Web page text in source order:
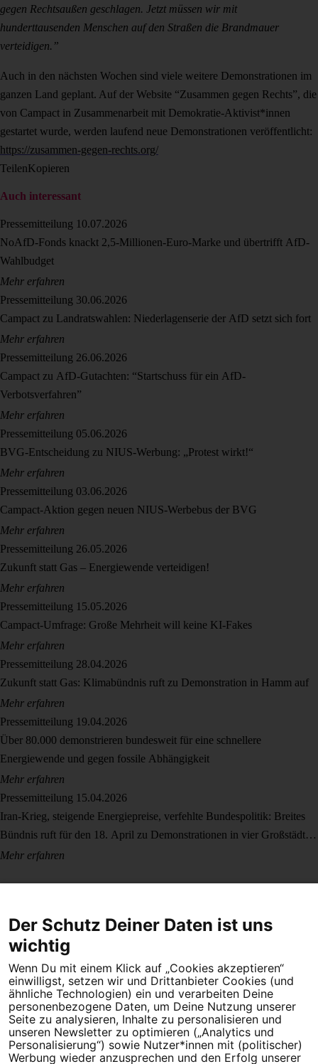
gegen Rechtsaußen geschlagen. Jetzt müssen wir mit
hunderttausenden Menschen auf den Straßen die Brandmauer
verteidigen.”
Auch in den nächsten Wochen sind viele weitere Demonstrationen im
ganzen Land geplant. Auf der Website “Zusammen gegen Rechts”, die
von Campact in Zusammenarbeit mit Demokratie-Aktivist*innen
gestartet wurde, werden laufend neue Demonstrationen veröffentlicht:
https://zusammen-gegen-rechts.org/
TeilenKopieren
Auch interessant
Pressemitteilung 10.07.2026
NoAfD-Fonds knackt 2,5-Millionen-Euro-Marke und übertrifft AfD-
Wahlbudget
Mehr erfahren
Pressemitteilung 30.06.2026
Campact zu Landratswahlen: Niederlagenserie der AfD setzt sich fort
Mehr erfahren
Pressemitteilung 26.06.2026
Campact zu AfD-Gutachten: “Startschuss für ein AfD-
Verbotsverfahren”
Mehr erfahren
Pressemitteilung 05.06.2026
BVG-Entscheidung zu NIUS-Werbung: „Protest wirkt!“
Mehr erfahren
Pressemitteilung 03.06.2026
Campact-Aktion gegen neuen NIUS-Werbebus der BVG
Mehr erfahren
Pressemitteilung 26.05.2026
Zukunft statt Gas – Energiewende verteidigen!
Mehr erfahren
Pressemitteilung 15.05.2026
Campact-Umfrage: Große Mehrheit will keine KI-Fakes
Mehr erfahren
Pressemitteilung 28.04.2026
Zukunft statt Gas: Klimabündnis ruft zu Demonstration in Hamm auf
Mehr erfahren
Pressemitteilung 19.04.2026
Über 80.000 demonstrieren bundesweit für eine schnellere
Energiewende und gegen fossile Abhängigkeit
Mehr erfahren
Pressemitteilung 15.04.2026
Iran-Krieg, steigende Energiepreise, verfehlte Bundespolitik: Breites
Bündnis ruft für den 18. April zu Demonstrationen in vier Großstädten
auf
Mehr erfahren
Dein Engagement macht den Unterschied. Schließe Dich 4,5
Millionen Menschen an.
Newsletter bestellen
Der Schutz Deiner Daten ist uns
wichtig
Wenn Du mit einem Klick auf „Cookies akzeptieren“
einwilligst, setzen wir und Drittanbieter Cookies (und
ähnliche Technologien) ein und verarbeiten Deine
personenbezogene Daten, um Deine Nutzung unserer
Seite zu analysieren, Inhalte zu personalisieren und
unseren Newsletter zu optimieren („Analytics und
Personalisierung“) sowie Nutzer*innen mit (politischer)
Werbung wieder anzusprechen und den Erfolg unserer